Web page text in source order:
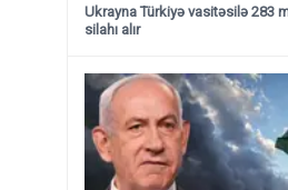
Ukrayna Türkiyə vasitəsilə 283
silahı alır